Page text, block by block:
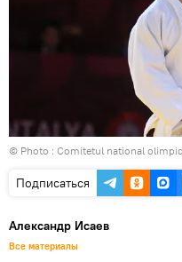
© Photo : Comitetul national
Подписаться
Александр Исаев
Все материалы